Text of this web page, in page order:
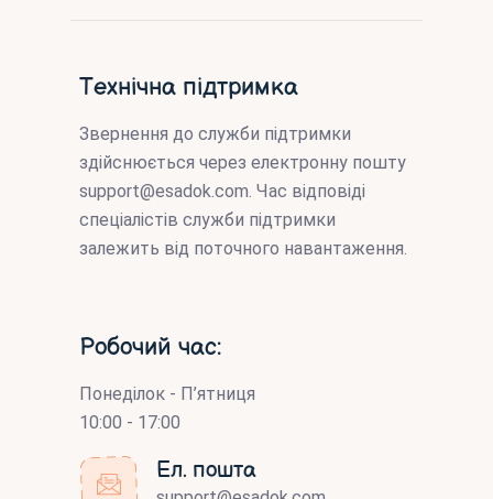
Технічна підтримка
Звернення до служби підтримки
здійснюється через електронну пошту
support@esadok.com . Час відповіді
спеціалістів служби підтримки
залежить від поточного навантаження.
Робочий час:
Понеділок - П’ятниця
10:00 - 17:00
Ел. пошта